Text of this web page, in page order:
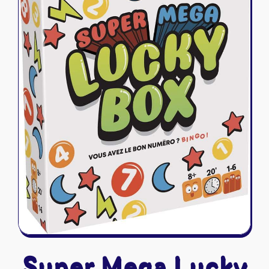
Naruto Mythos
Autres
Tapis de jeu